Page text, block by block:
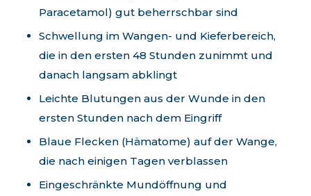
Paracetamol) gut beherrschbar sind
Schwellung im Wangen- und Kieferbereich,
die in den ersten 48 Stunden zunimmt und
danach langsam abklingt
Leichte Blutungen aus der Wunde in den
ersten Stunden nach dem Eingriff
Blaue Flecken (Hämatome) auf der Wange,
die nach einigen Tagen verblassen
Eingeschränkte Mundöffnung und